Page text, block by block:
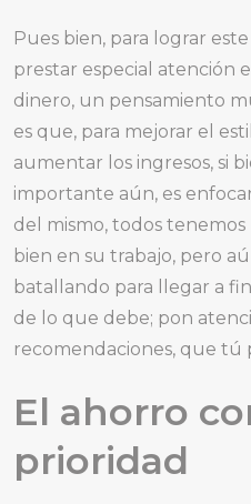
Pues bien, para lograr
prestar especial atención
dinero, un pensamiento
es que, para mejorar el
aumentar los ingresos, si
importante aún, es
del mismo, todos
bien en su trabajo, pero
batallando para llegar a
de lo que debe; pon
recomendaciones, que tú
El ahorro
prioridad